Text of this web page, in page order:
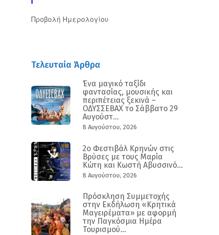
Προβολή Ημερολογίου
Τελευταία Άρθρα
Ένα μαγικό ταξίδι
φαντασίας, μουσικής και
περιπέτειας ξεκινά –
ΟΔΥΣΣΕΒΑΧ το Σάββατο 29
Αυγούστ...
8 Αυγούστου, 2026
2ο Φεστιβάλ Κρηνών στις
Βρύσες με τους Μαρία
Κώτη και Κωστή Αβυσσινό...
8 Αυγούστου, 2026
Πρόσκληση Συμμετοχής
στην Εκδήλωση «Κρητικά
Μαγειρέματα» με αφορμή
την Παγκόσμια Ημέρα
Τουρισμού...